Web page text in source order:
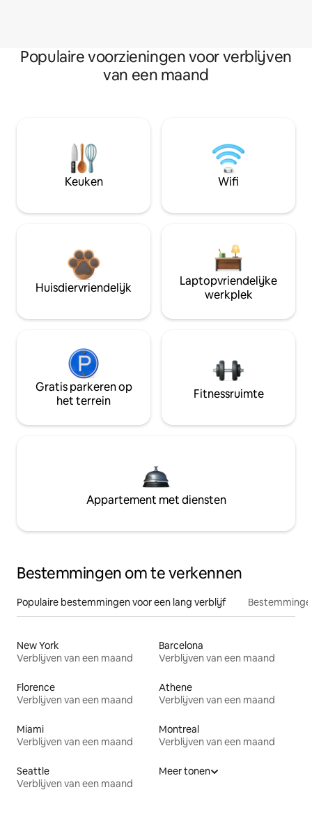
Populaire voorzieningen voor verblijven
van een maand
Keuken Wifi
Huisdiervriendelijk
Laptopvriendelijke
werkplek
Gratis parkeren op
het terrein
Fitnessruimte
Appartement met diensten
Bestemmingen om te verkennen
Populaire bestemmingen voor een lang verblijf
New York
Verblijven van een maand
Barcelona
Verblijven van een maand
Florence
Verblijven van een maand
Athene
Verblijven van een maand
Miami
Verblijven van een maand
Montreal
Verblijven van een maand
Seattle
Verblijven van een maand
Meer tonen